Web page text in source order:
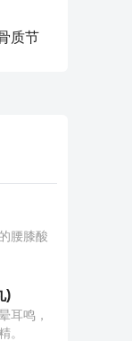
质节
腰膝酸
)
耳鸣，
。